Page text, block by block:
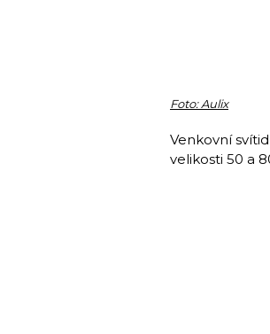
Foto: Aulix
Venkovní
velikosti 50 a